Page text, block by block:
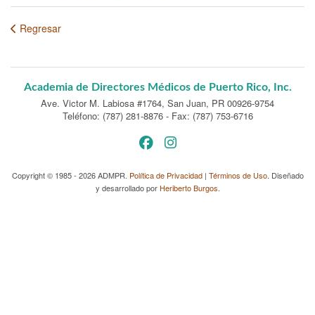
Regresar
Academia de Directores Médicos de Puerto Rico, Inc.
Ave. Victor M. Labiosa #1764, San Juan, PR 00926-9754
Teléfono: (787) 281-8876 - Fax: (787) 753-6716
Copyright © 1985 - 2026 ADMPR. Política de Privacidad| Términos de Uso. Diseñado
y desarrollado por Heriberto Burgos.